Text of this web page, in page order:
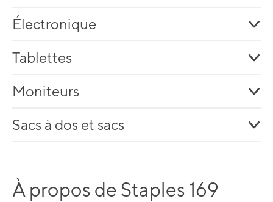
Électronique
Tablettes
Moniteurs
Sacs à dos et sacs
À propos de Staples 169